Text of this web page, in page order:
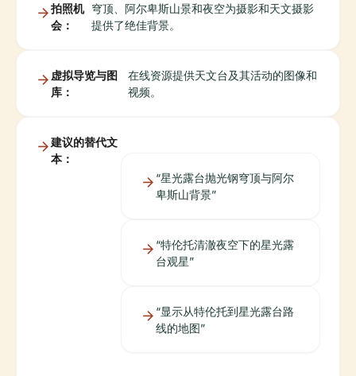
拍照机
会：
穹顶、阿尔卑斯山景和夜空为摄影和天文摄影
提供了绝佳背景。
虚拟导览与图
库：
在线资源提供天文台及其活动的图像和
视频。
建议的替代文
本：
“星光露台抛光钢穹顶与阿尔
卑斯山背景”
“特伦托清澈夜空下的星光露
台观星”
“显示从特伦托到星光露台路
线的地图”